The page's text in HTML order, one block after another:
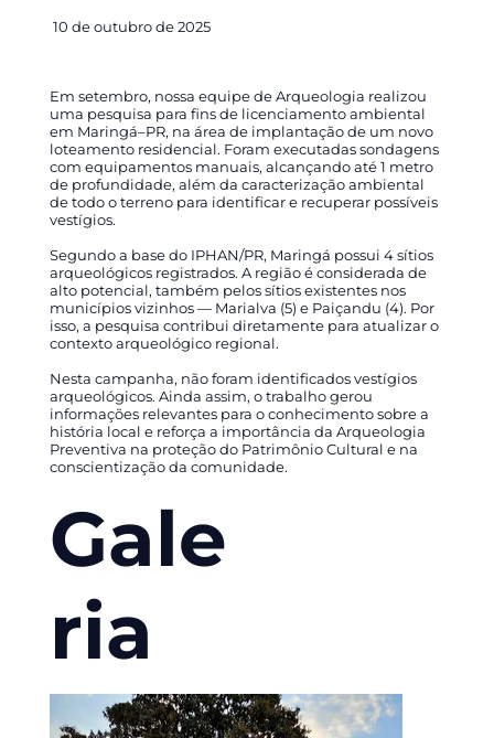
10 de outubro de 2025
Em setembro, nossa equipe de Arqueologia realizou
uma pesquisa para fins de licenciamento ambiental
em Maringá–PR, na área de implantação de um novo
loteamento residencial. Foram executadas sondagens
com equipamentos manuais, alcançando até 1 metro
de profundidade, além da caracterização ambiental
de todo o terreno para identificar e recuperar possíveis
vestígios.
Segundo a base do IPHAN/PR, Maringá possui 4 sítios
arqueológicos registrados. A região é considerada de
alto potencial, também pelos sítios existentes nos
municípios vizinhos — Marialva (5) e Paiçandu (4). Por
isso, a pesquisa contribui diretamente para atualizar o
contexto arqueológico regional.
Nesta campanha, não foram identificados vestígios
arqueológicos. Ainda assim, o trabalho gerou
informações relevantes para o conhecimento sobre a
história local e reforça a importância da Arqueologia
Preventiva na proteção do Patrimônio Cultural e na
conscientização da comunidade.
Gale
ria